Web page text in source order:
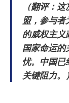
（翻评：
盟，参与
的威权主义
国家命运的
忧。中国已
关键阻力。）